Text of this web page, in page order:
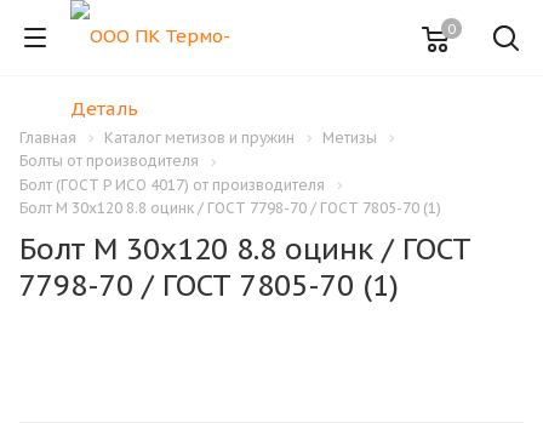
0
Главная Каталог метизов и пружин
Метизы
Болты от производителя
Болт (ГОСТ Р ИСО 4017) от производителя
Болт M 30x120 8.8 оцинк / ГОСТ 7798-70 / ГОСТ 7805-70 (1)
Болт M 30x120 8.8 оцинк / ГОСТ
7798-70 / ГОСТ 7805-70 (1)